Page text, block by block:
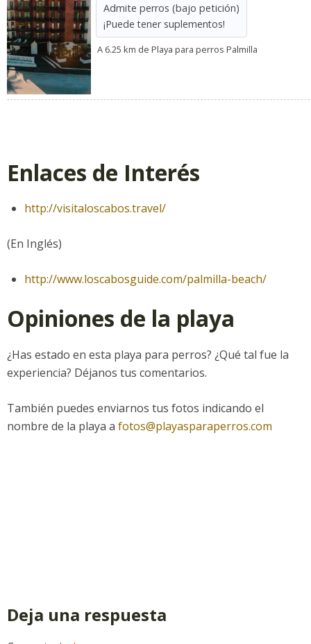
Admite perros (bajo petición)
¡Puede tener suplementos!
A 6.25 km de Playa para perros Palmilla
Enlaces de Interés
http://visitaloscabos.travel/
(En Inglés)
http://www.loscabosguide.com/palmilla-beach/
Opiniones de la playa
¿Has estado en esta playa para perros? ¿Qué tal fue la
experiencia? Déjanos tus comentarios.
También puedes enviarnos tus fotos indicando el
nombre de la playa a fotos@playasparaperros.com
Deja una respuesta